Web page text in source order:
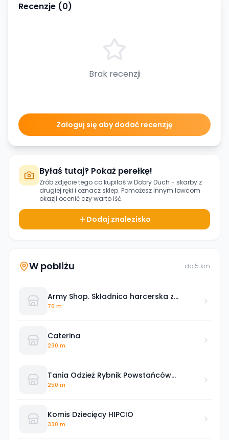
Recenzje (0)
Brak recenzji
Zaloguj się aby dodać recenzję
Byłaś tutaj? Pokaż perełkę!
Zrób zdjęcie tego co kupiłaś wDobry Duch - skarby z
drugiej ręki i oznacz sklep. Pomożesz innym łowcom
okazji ocenić czy warto iść.
Dodaj znalezisko
W pobliżu do 5 km
Army Shop. Składnica harcerska z
ekwipunkiem harcerskim i wojskowym
70 m
Caterina
230 m
Tania Odzież Rybnik Powstańców
Śląskich
250 m
Komis Dziecięcy HIPCIO
330 m